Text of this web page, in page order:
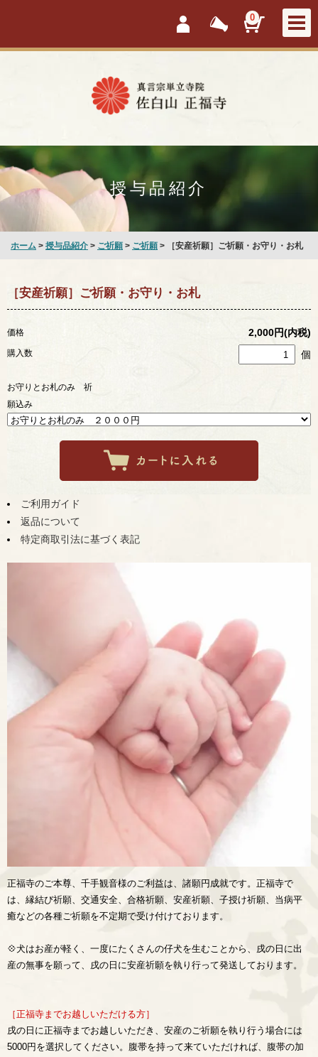
会員ログイン
新着情報 カートを
0
授与品紹介
ホーム > 授与品紹介 > ご祈願 > ご祈願 > ［安産祈願］ご祈願・お守り・お札
［安産祈願］ご祈願・お守り・お札
価格 2,000円(内税)
購入数 個
お守りとお札のみ 祈
願込み
ご利用ガイド
返品について
特定商取引法に基づく表記
正福寺のご本尊、千手観音様のご利益は、諸願円成就です。正福寺で
は、縁結び祈願、交通安全、合格祈願、安産祈願、子授け祈願、当病平
癒などの各種ご祈願を不定期で受け付けております。
💠犬はお産が軽く、一度にたくさんの仔犬を生むことから、戌の日に出
産の無事を願って、戌の日に安産祈願を執り行って発送しております。
［正福寺までお越しいただける方］
戌の日に正福寺までお越しいただき、安産のご祈願を執り行う場合には
5000円を選択してください。腹帯を持って来ていただければ、腹帯の加